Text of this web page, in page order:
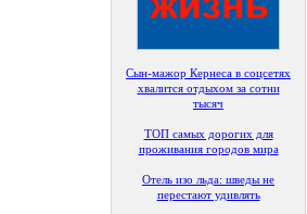
Сын-мажор Кернеса в соцсетях
хвалится отдыхом за сотни
тысяч
ТОП самых дорогих для
проживания городов мира
Отель изо льда: шведы не
перестают удивлять